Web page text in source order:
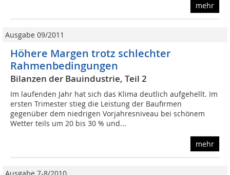
mehr
Ausgabe 09/2011
Höhere Margen trotz schlechter
Rahmenbedingungen
Bilanzen der Bauindustrie, Teil 2
Im laufenden Jahr hat sich das Klima deutlich aufgehellt. Im
ersten Trimester stieg die Leistung der Baufirmen
gegenüber dem niedrigen Vorjahresniveau bei schönem
Wetter teils um 20 bis 30 % und...
mehr